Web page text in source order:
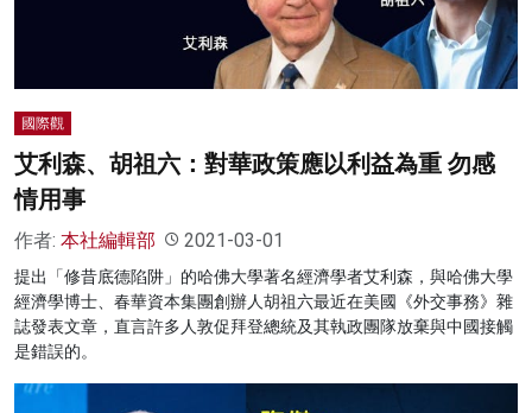
國際觀
艾利森、胡祖六：對華政策應以利益為重 勿感
情用事
作者: 本社編輯部 2021-03-01
提出「修昔底德陷阱」的哈佛大學著名經濟學者艾利森，與哈佛大學
經濟學博士、春華資本集團創辦人胡祖六最近在美國《外交事務》雜
誌發表文章，直言許多人敦促拜登總統及其執政團隊放棄與中國接觸
是錯誤的。